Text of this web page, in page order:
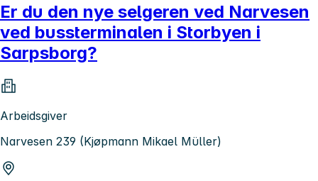
Er du den nye selgeren ved Narvesen
ved bussterminalen i Storbyen i
Sarpsborg?
Arbeidsgiver
Narvesen 239 (Kjøpmann Mikael Müller)